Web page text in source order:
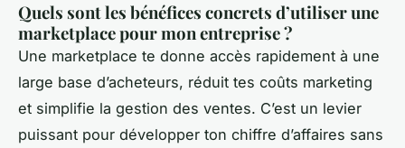
Quels sont les bénéfices concrets d’utiliser une
marketplace pour mon entreprise ?
Une marketplace te donne accès rapidement à une
large base d’acheteurs, réduit tes coûts marketing
et simplifie la gestion des ventes. C’est un levier
puissant pour développer ton chiffre d’affaires sans